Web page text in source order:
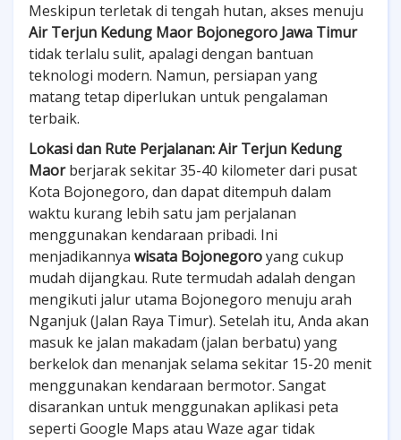
Meskipun terletak di tengah hutan, akses menuju
Air Terjun Kedung Maor Bojonegoro Jawa Timur
tidak terlalu sulit, apalagi dengan bantuan
teknologi modern. Namun, persiapan yang
matang tetap diperlukan untuk pengalaman
terbaik.
Lokasi dan Rute Perjalanan:Air Terjun Kedung
Maorberjarak sekitar 35-40 kilometer dari pusat
Kota Bojonegoro, dan dapat ditempuh dalam
waktu kurang lebih satu jam perjalanan
menggunakan kendaraan pribadi. Ini
menjadikannya wisata Bojonegoroyang cukup
mudah dijangkau. Rute termudah adalah dengan
mengikuti jalur utama Bojonegoro menuju arah
Nganjuk (Jalan Raya Timur). Setelah itu, Anda akan
masuk ke jalan makadam (jalan berbatu) yang
berkelok dan menanjak selama sekitar 15-20 menit
menggunakan kendaraan bermotor. Sangat
disarankan untuk menggunakan aplikasi peta
seperti Google Maps atau Waze agar tidak